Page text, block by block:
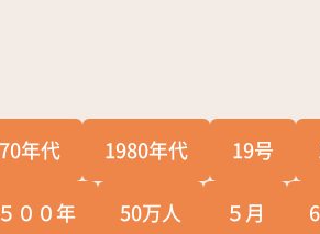
年代 1980年代 19号
５００年 50万人 ５月